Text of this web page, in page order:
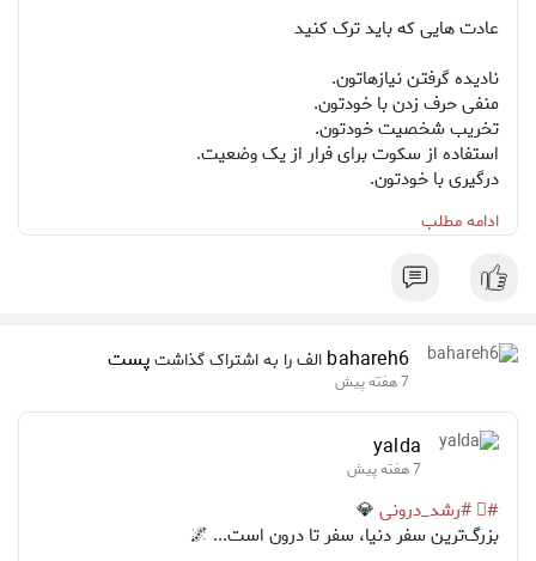
عادت هایی که باید ترک کنید
نادیده گرفتن نیازهاتون.
منفی حرف زدن با خودتون.
تخریب شخصیت خودتون.
استفاده از سکوت برای فرار از یک وضعیت.
درگیری با خودتون.
مقایسه خودتون با دیگران.
تلاش برای برنده شدن در هر بحثی.
ادامه مطلب
bahareh6 الف را به اشتراک گذاشتپست
7 هفته پیش
yalda
7 هفته پیش
#⃣ #رشد_درونی 💎
بزرگ‌ترین سفر دنیا، سفر تا درون است... 🌌